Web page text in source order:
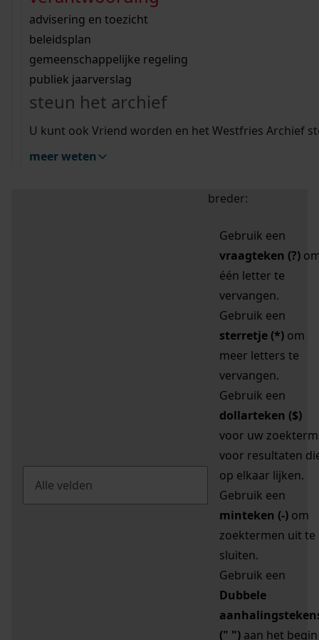
bouwvergunningen
omgevingsvergunningen
vergunningen
beeld en geluid
uitleg nodig?
Wij helpen u op weg met een aantal zoektips.
bekijk alle zoektips
Wij helpen u op weg met een aantal zoektips.
bekijk alle zoektips
bekijk ons geschiedenislokaal
advisering en toezicht
beleidsplan
gemeenschappelijke regeling
publiek jaarverslag
steun het archief
U kunt ook Vriend worden en het Westfries Archief
meer weten
zoektips
Mijn Studiezaal (inloggen)
uw zoekopdracht te
breder:
Gebruik een
vraagteken (?)
één letter te
vervangen.
Gebruik een
sterretje (*) om
meer letters te
vervangen.
Gebruik een
dollarteken ($)
voor uw zoekterm
voor resultaten
op elkaar lijken.
Gebruik een
minteken (-) om
zoektermen uit te
sluiten.
Gebruik een
Dubbele
(" ") aan het begin